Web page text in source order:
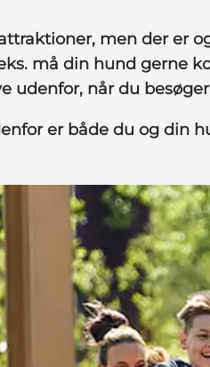
men der er
må din hund gerne
udenfor, når du
er både du og din